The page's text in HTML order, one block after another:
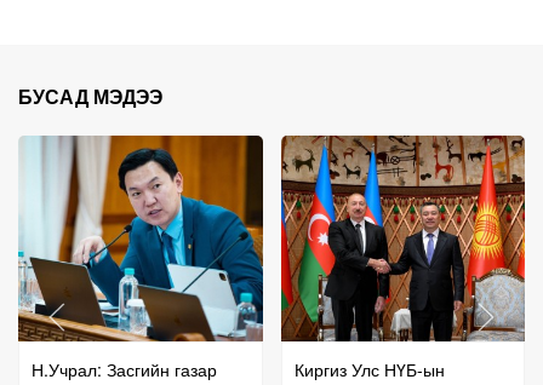
БУСАД МЭДЭЭ
Н.Учрал: Засгийн газар
Киргиз Улс НҮБ-ын